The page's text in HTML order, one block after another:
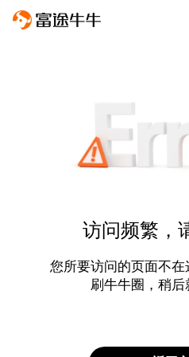
访问频繁，
您所要访问的页面不
刷牛牛圈，稍后